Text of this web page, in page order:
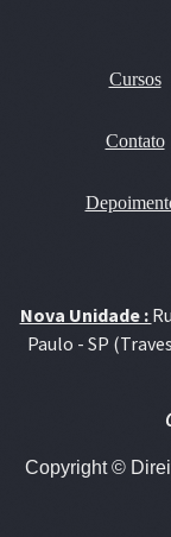
Cursos
Contato
Nova Unidade :
Paulo - SP
Copyright ©